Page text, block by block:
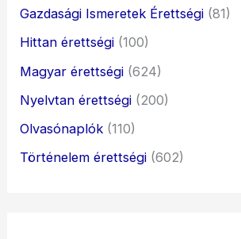
Gazdasági Ismeretek Érettségi (81)
Hittan érettségi (100)
Magyar érettségi (624)
Nyelvtan érettségi (200)
Olvasónaplók (110)
Történelem érettségi (602)